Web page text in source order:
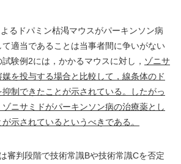
るドパミン枯渇マウスがパーキンソン病
適当であることは当事者間に争いがない
試験例2には，かかるマウスに対し， ゾニサ
を投与する場合と比較して，線条体のド
制できたことが示されている。したがっ
ニサミドがパーキンソン病の治療薬とし
示されているというべきである。
審判段階で技術常識Bや技術常識Cを否定